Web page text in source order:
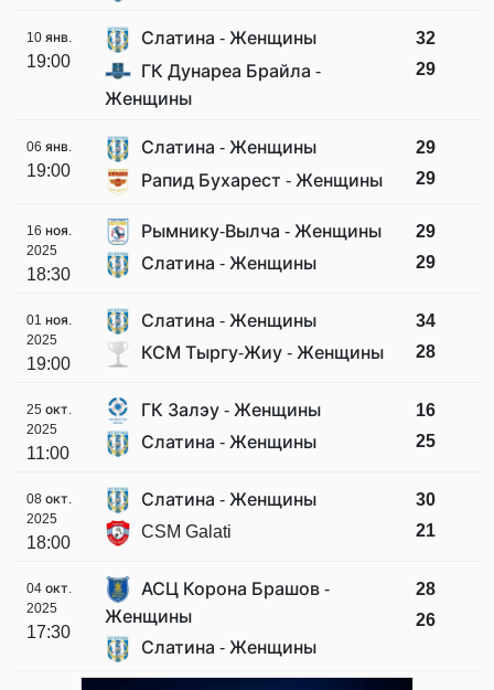
10 янв.
19:00
Слатина - Женщины
ГК Дунареа Брайла -
Женщины
32
29
06 янв.
19:00
Слатина - Женщины
Рапид Бухарест - Женщины
29
29
16 ноя.
2025
18:30
Рымнику-Вылча - Женщины
Слатина - Женщины
29
29
01 ноя.
2025
19:00
Слатина - Женщины
КСМ Тыргу-Жиу - Женщины
34
28
25 окт.
2025
11:00
ГК Залэу - Женщины
Слатина - Женщины
16
25
08 окт.
2025
18:00
Слатина - Женщины
CSM Galati
30
21
04 окт.
2025
17:30
АСЦ Корона Брашов -
Женщины
Слатина - Женщины
28
26